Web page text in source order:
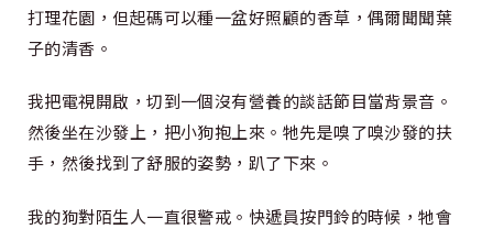
打理花園，但起碼可以種一盆好照顧的香草，偶爾聞聞葉
子的清香。
我把電視開啟，切到一個沒有營養的談話節目當背景音。
然後坐在沙發上，把小狗抱上來。牠先是嗅了嗅沙發的扶
手，然後找到了舒服的姿勢，趴了下來。
我的狗對陌生人一直很警戒。快遞員按門鈴的時候，牠會